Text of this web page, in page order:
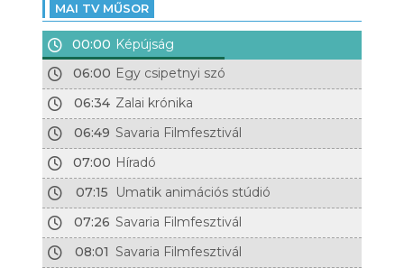
MAI TV MŰSOR
00:00 Képújság
06:00 Egy csipetnyi szó
06:34 Zalai krónika
06:49 Savaria Filmfesztivál
07:00 Híradó
07:15
Umatik animációs stúdió
07:26 Savaria Filmfesztivál
08:01 Savaria Filmfesztivál